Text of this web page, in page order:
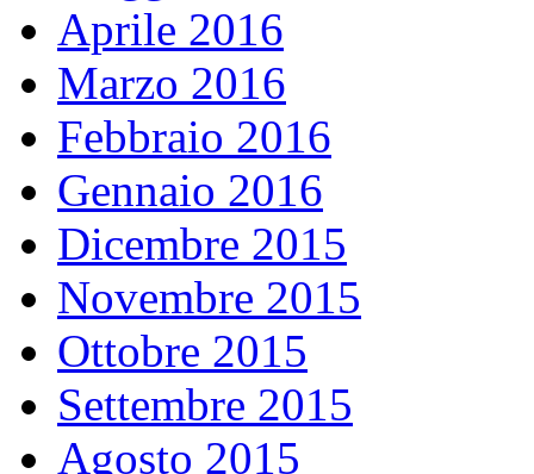
Aprile 2016
Marzo 2016
Febbraio 2016
Gennaio 2016
Dicembre 2015
Novembre 2015
Ottobre 2015
Settembre 2015
Agosto 2015